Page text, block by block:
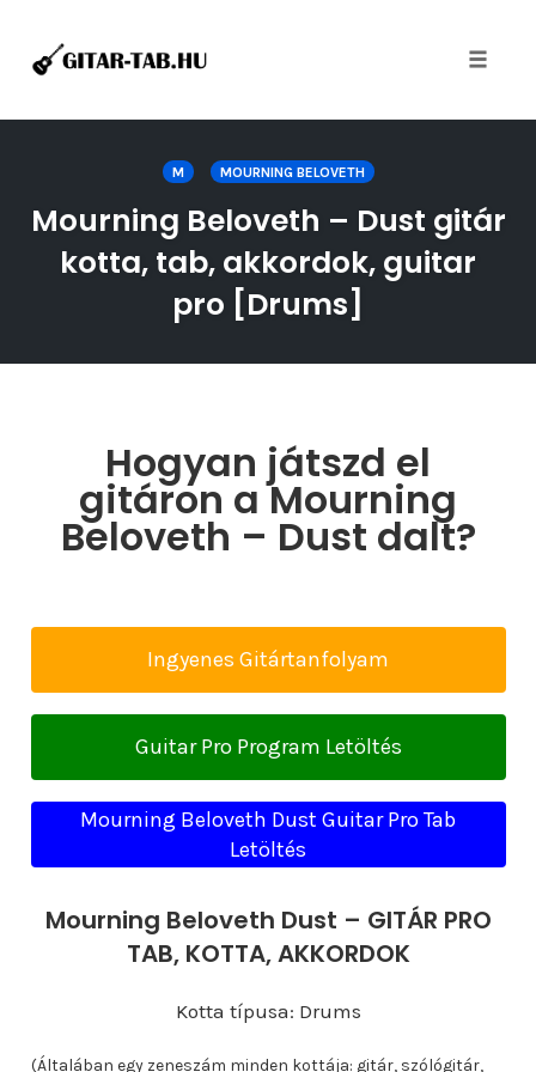
M MOURNING BELOVETH
Mourning Beloveth – Dust gitár
kotta, tab, akkordok, guitar
pro [Drums]
Hogyan játszd el
gitáron a Mourning
Beloveth – Dust dalt?
Ingyenes Gitártanfolyam
Guitar Pro Program Letöltés
Mourning Beloveth Dust Guitar Pro Tab
Letöltés
Mourning Beloveth Dust – GITÁR PRO
TAB, KOTTA, AKKORDOK
Kotta típusa: Drums
(Általában egy zeneszám minden kottája: gitár, szólógitár,